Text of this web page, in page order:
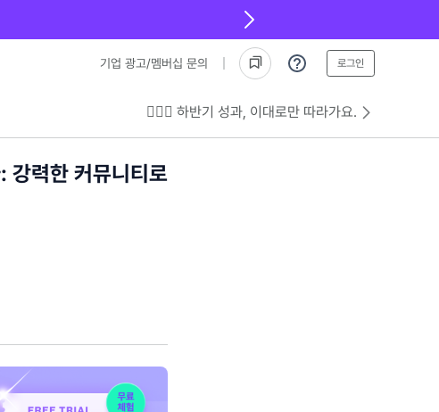
기업 광고/멤버십 문의 로그인
💁🏻‍♂️ 하반기 성과, 이대로만 따라가요.
강력한 커뮤니티로